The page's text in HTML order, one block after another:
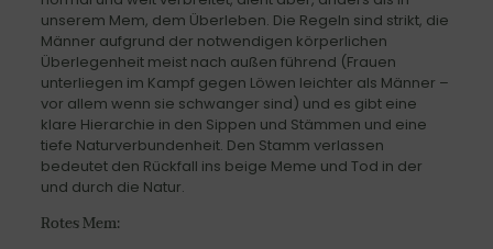
unserem Mem, dem Überleben. Die Regeln sind strikt, die
Männer aufgrund der notwendigen körperlichen
Überlegenheit meist nach außen führend (Frauen
unterliegen im Kampf gegen Löwen leichter als Männer –
vor allem wenn sie schwanger sind) und es gibt eine
klare Hierarchie in den Sippen und Stämmen und eine
tiefe Naturverbundenheit. Den Stamm verlassen
bedeutet den Rückfall ins beige Meme und Tod in der
und durch die Natur.
Rotes Mem: